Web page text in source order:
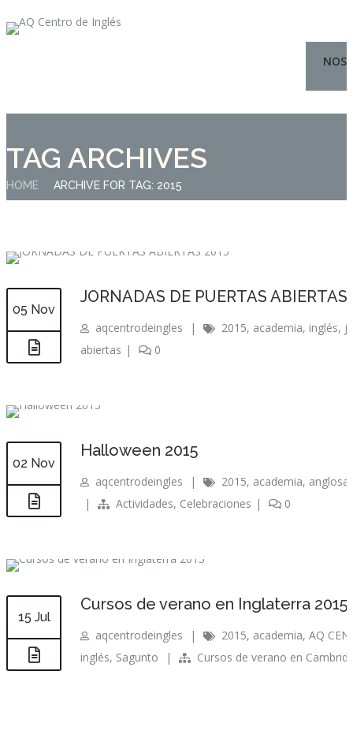
TAG ARCHIVES
HOME ARCHIVE FOR TAG: 2015
05 Nov
JORNADAS DE PUERTAS ABIERTAS
aqcentrodeingles | 2015, academia, inglés,
abiertas | 0
02 Nov
Halloween 2015
aqcentrodeingles | 2015, academia,
|
Actividades, Celebraciones | 0
15 Jul
Cursos de verano en Inglaterra 2015
aqcentrodeingles | 2015, academia, AQ
inglés, Sagunto | Cursos de verano en